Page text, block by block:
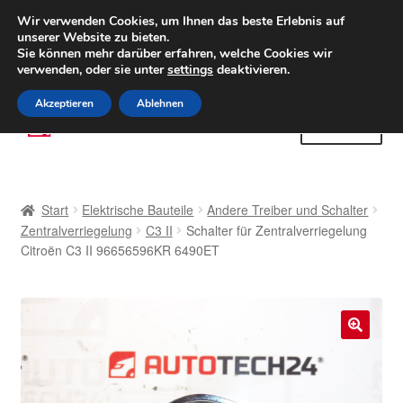
LIEFERUNG ab 6 EUR
Weltweiter Versand
(800) 500 564Mo-Fr 9-16 Uhr
Zur
Navigation
Zum
Inhalt
AGB
Datenschutz-Bestimmungen
Start Elektrische Bauteile
Andere Treiber und Schalter
Zentralverriegelung
C3 II
Schalter für Zentralverriegelung
Citroën C3 II 96656596KR 6490ET
Wir verwenden Cookies, um Ihnen das beste Erlebnis auf
unserer Website zu bieten.
Sie können mehr darüber erfahren, welche Cookies wir
verwenden, oder sie untersettings deaktivieren.
Akzeptieren Ablehnen